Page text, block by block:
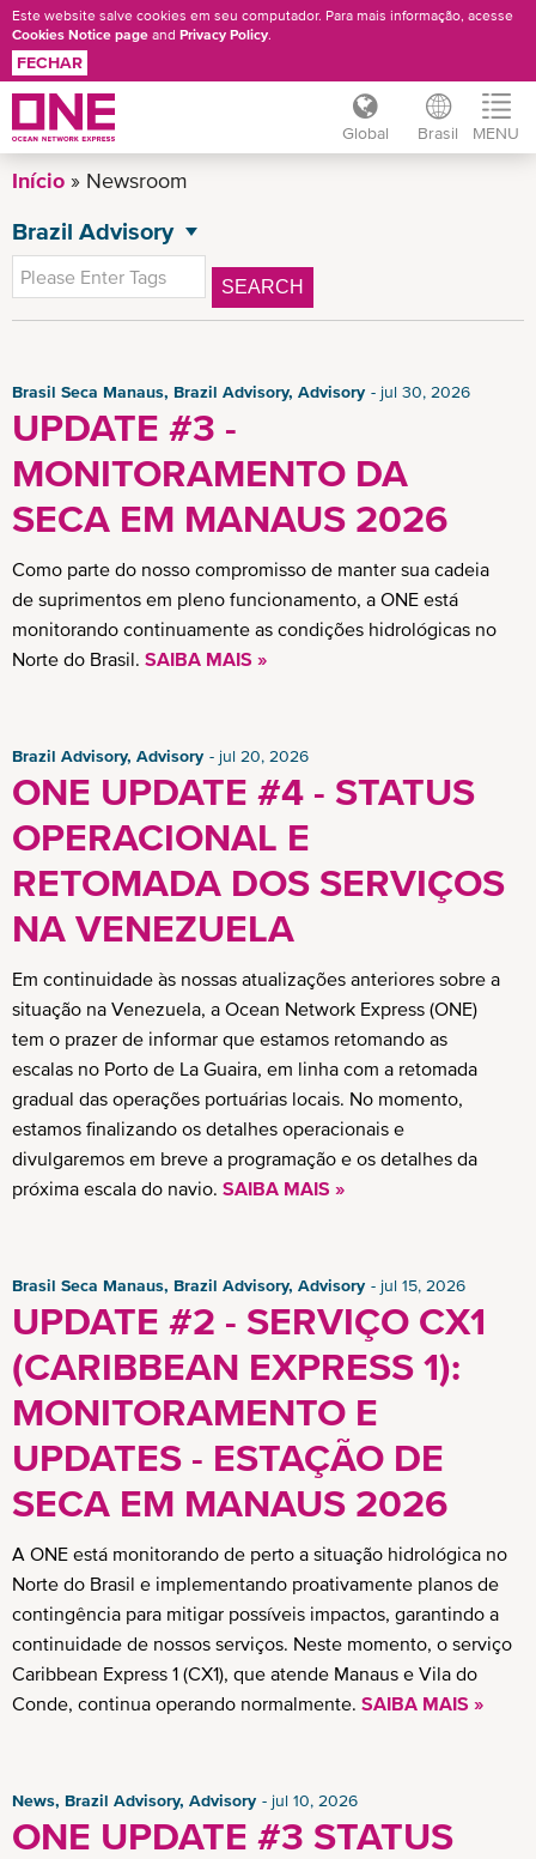
Pular
conteúdo
principal
Este website salve cookies em seu computador. Para mais informação, acesse
Cookies Notice page and Privacy Policy.
FECHAR
Global Brasil MENU
Início Newsroom
NEWSROOM
Brazil Advisory
Todas as Notíciais
Promoções no Brasil
News
Insights
SEARCH
Brasil Seca Manaus, Brazil Advisory, Advisory jul 30, 2026
UPDATE #3 -
MONITORAMENTO DA
SECA EM MANAUS 2026
Como parte do nosso compromisso de manter sua cadeia
de suprimentos em pleno funcionamento, a ONE está
monitorando continuamente as condições hidrológicas no
Norte do Brasil. SAIBA MAIS »
Brazil Advisory, Advisory jul 20, 2026
ONE UPDATE #4 - STATUS
OPERACIONAL E
RETOMADA DOS SERVIÇOS
NA VENEZUELA
Em continuidade às nossas atualizações anteriores sobre a
situação na Venezuela, a Ocean Network Express (ONE)
tem o prazer de informar que estamos retomando as
escalas no Porto de La Guaira, em linha com a retomada
gradual das operações portuárias locais. No momento,
estamos finalizando os detalhes operacionais e
divulgaremos em breve a programação e os detalhes da
próxima escala do navio. SAIBA MAIS »
Brasil Seca Manaus, Brazil Advisory, Advisory jul 15, 2026
UPDATE #2 - SERVIÇO CX1
(CARIBBEAN EXPRESS 1):
MONITORAMENTO E
UPDATES - ESTAÇÃO DE
SECA EM MANAUS 2026
A ONE está monitorando de perto a situação hidrológica no
Norte do Brasil e implementando proativamente planos de
contingência para mitigar possíveis impactos, garantindo a
continuidade de nossos serviços. Neste momento, o serviço
Caribbean Express 1 (CX1), que atende Manaus e Vila do
Conde, continua operando normalmente. SAIBA MAIS »
News, Brazil Advisory, Advisory jul 10, 2026
ONE UPDATE #3 STATUS